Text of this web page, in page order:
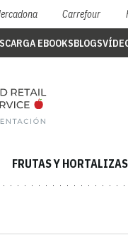
Carrefour
EBOOKSBLOGS
FRUTAS Y HORTALIZAS